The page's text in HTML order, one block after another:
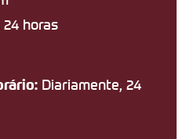
horas
Diariamente, 24